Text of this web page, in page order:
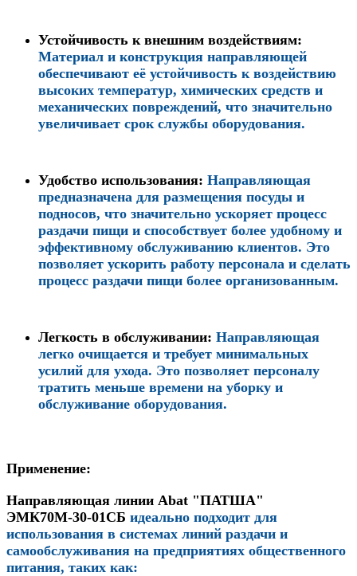
Устойчивость к внешним воздействиям:
Материал и конструкция направляющей
обеспечивают её устойчивость к воздействию
высоких температур, химических средств и
механических повреждений, что значительно
увеличивает срок службы оборудования.
Удобство использования: Направляющая
предназначена для размещения посуды и
подносов, что значительно ускоряет процесс
раздачи пищи и способствует более удобному и
эффективному обслуживанию клиентов. Это
позволяет ускорить работу персонала и сделать
процесс раздачи пищи более организованным.
Легкость в обслуживании: Направляющая
легко очищается и требует минимальных
усилий для ухода. Это позволяет персоналу
тратить меньше времени на уборку и
обслуживание оборудования.
Применение:
Направляющая линии Abat "ПАТША"
ЭМК70М-30-01СБ идеально подходит для
использования в системах линий раздачи и
самообслуживания на предприятиях общественного
питания, таких как: